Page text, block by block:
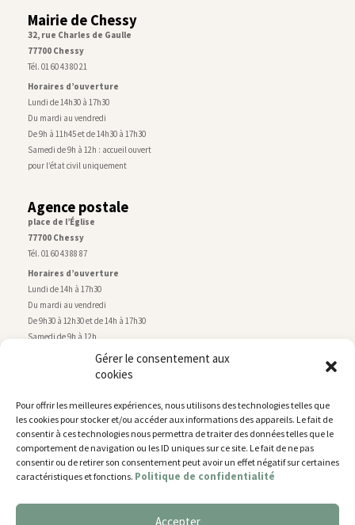
Gérer le consentement aux
cookies
Pour offrir les meilleures expériences, nous utilisons des technologies telles que
les cookies pour stocker et/ou accéder aux informations des appareils. Le fait de
consentir à ces technologies nous permettra de traiter des données telles que le
comportement de navigation ou les ID uniques sur ce site. Le fait de ne pas
consentir ou de retirer son consentement peut avoir un effet négatif sur certaines
caractéristiques et fonctions. Politique de confidentialité
Accepter
Mairie de Chessy
32, rue Charles de Gaulle
77700 Chessy
Tél. 01 60 43 80 21
Horaires d’ouverture
Lundi de 14h30 à 17h30
Du mardi au vendredi
De 9h à 11h45 et de 14h30 à 17h30
Samedi de 9h à 12h : accueil ouvert
pour l’état civil uniquement
Agence postale
place de l’Église
77700 Chessy
Tél. 01 60 43 88 87
Horaires d’ouverture
Lundi de 14h à 17h30
Du mardi au vendredi
De 9h30 à 12h30 et de 14h à 17h30
Samedi de 9h à 12h
Service technique
rue de Montry–77700 Chessy
Tél. 01 60 43 52 63
Horaires d’ouverture
Lundi, mardi et jeudi
De 9h à 11h45 et de 14h30 à 17h30